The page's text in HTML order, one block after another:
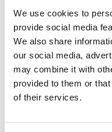
We use cookies to
provide social media
We also share
our social media,
may combine it with
provided to them or
of their services.
bijvoorbeeld een
vroeger, zorgen
en brengen
je een Oud-
aan vroeger. Maar